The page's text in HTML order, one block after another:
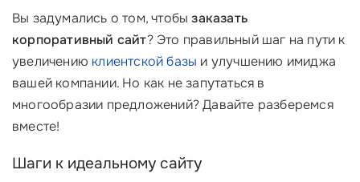
Вы задумались о том, чтобызаказать
корпоративный сайт? Это правильный шаг на пути к
увеличению клиентской базы и улучшению имиджа
вашей компании. Но как не запутаться в
многообразии предложений? Давайте разберемся
вместе!
Шаги к идеальному сайту